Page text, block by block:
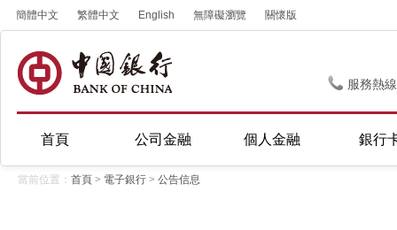
簡體中文 繁體中文 English 無障礙瀏覽 關懷版
服務熱
首頁 公司金融 個人金融 銀行
當前位置： 首頁 > 電子銀行 > 公告信息